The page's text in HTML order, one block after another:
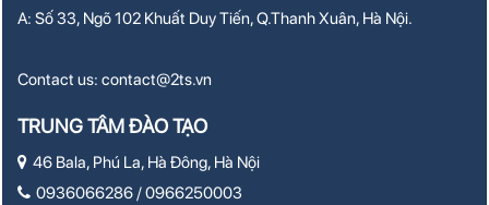
A: Số 33, Ngõ 102 Khuất Duy Tiến, Q.Thanh Xuân, Hà Nội.
Contact us:contact@2ts.vn
TRUNG TÂM ĐÀO TẠO
46 Bala, Phú La, Hà Đông, Hà Nội
0936066286 / 0966250003